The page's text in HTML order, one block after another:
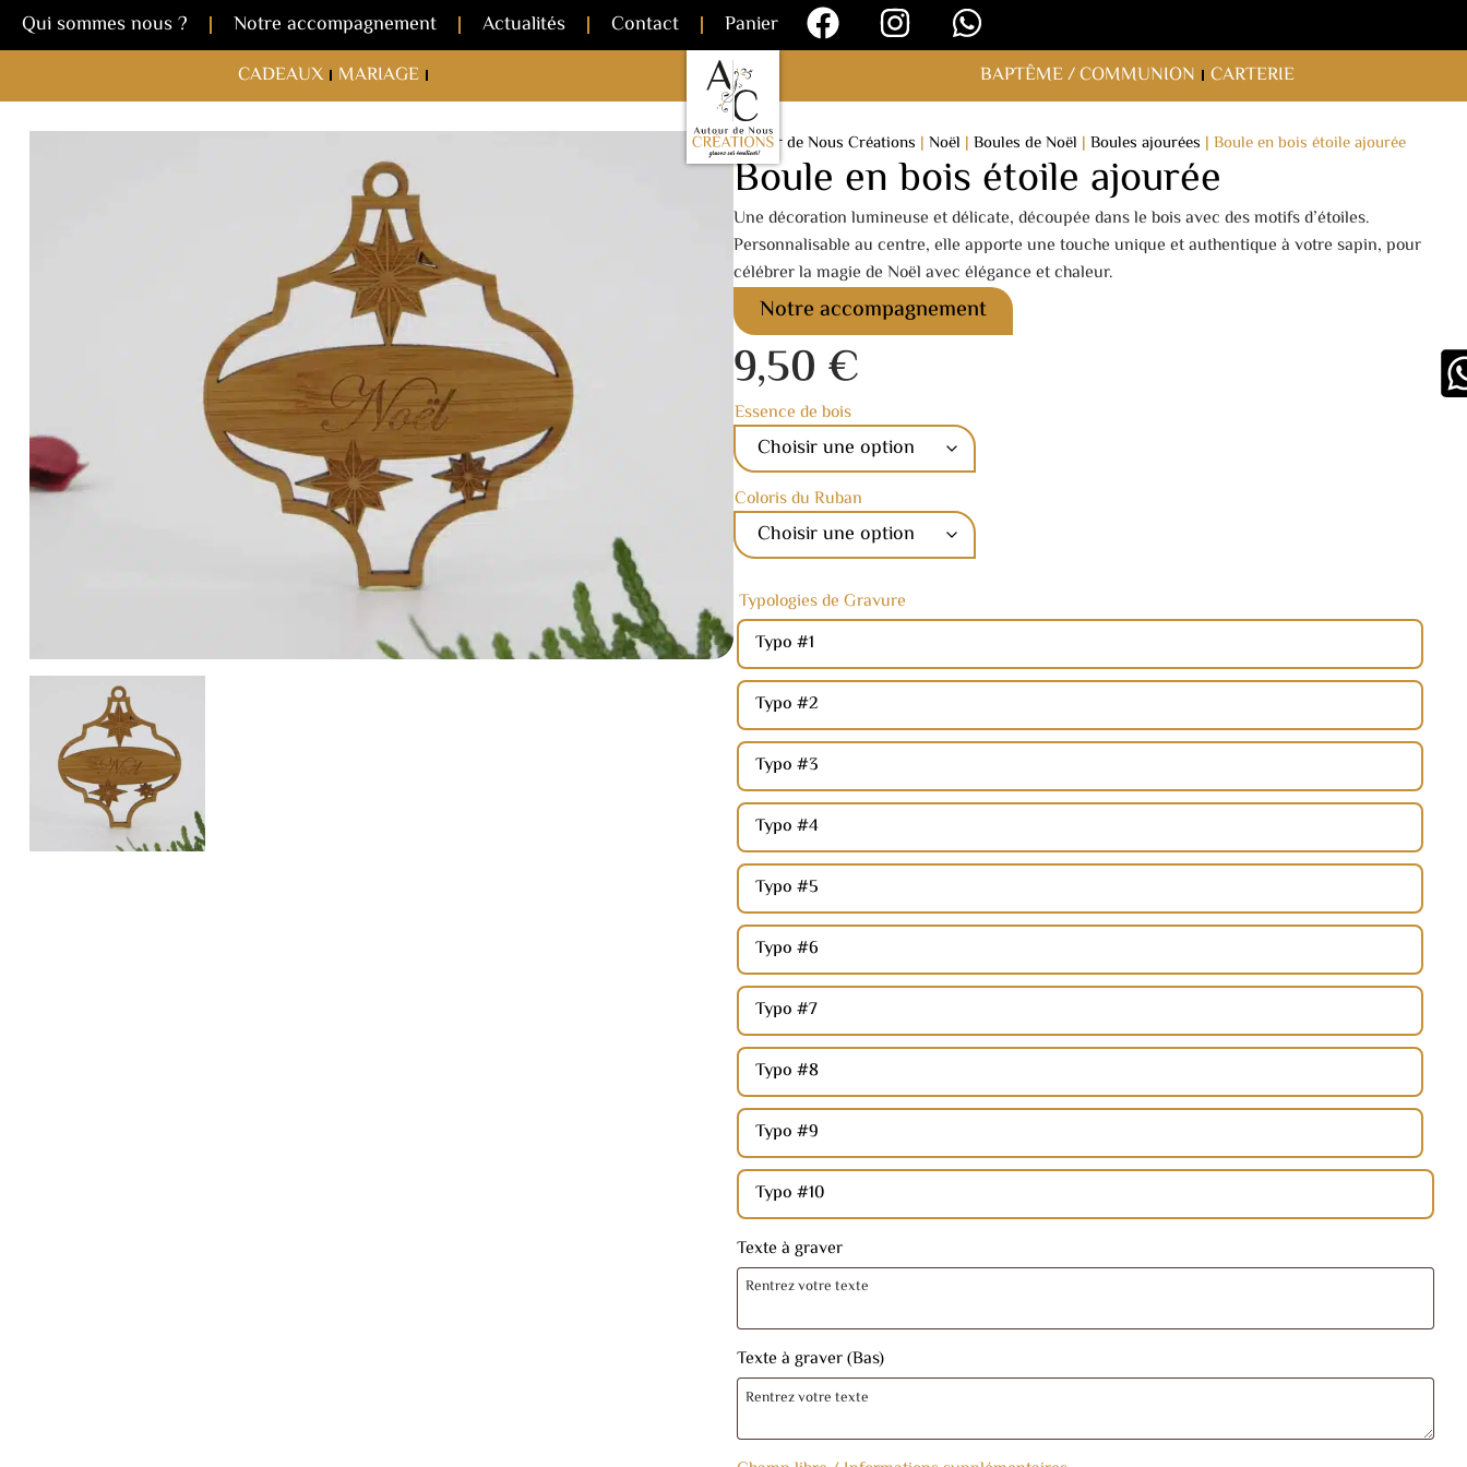
Qui sommes nous ? Notre accompagnement Actualités Contact Panier
CADEAUX MARIAGE BAPTÊME / COMMUNION CARTERIE
Autour de Nous Créations | Noël | Boules de Noël | Boules ajourées | Boule en bois étoile ajourée
Boule en bois étoile ajourée
Une décoration lumineuse et délicate, découpée dans le bois avec des motifs d’étoiles.
Personnalisable au centre, elle apporte une touche unique et authentique à votre sapin, pour
célébrer la magie de Noël avec élégance et chaleur.
Notre accompagnement
9,50 €
Essence de bois
Coloris du Ruban
Typologies de Gravure
Typo #1
Typo #2
Typo #3
Typo #4
Typo #5
Typo #6
Typo #7
Typo #8
Typo #9
Typo #10
Texte à graver
Texte à graver (Bas)